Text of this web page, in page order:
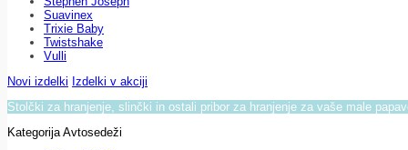
Suavinex
Trixie Baby
Twistshake
Vulli
Novi izdelki Izdelki v akciji
Stolčki za hranjenje, slinčki in ostali pribor za hranjenje za vaše male
Kategorija Avtosedeži